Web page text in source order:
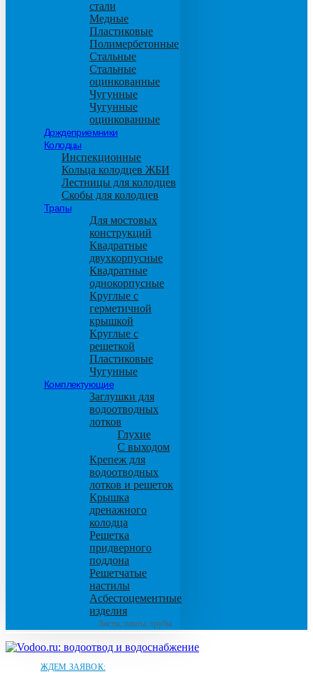
стали
Медные
Пластиковые
Полимербетонные
Стальные
Стальные
оцинкованные
Чугунные
Чугунные
оцинкованные
Дождеприемники
Колодцы
Инспекционные
Кольца колодцев ЖБИ
Лестницы для колодцев
Скобы для колодцев
Трапы
Для мостовых
конструкций
Квадратные
двухкорпусные
Квадратные
однокорпусные
Круглые с
герметичной
крышкой
Круглые с
решеткой
Пластиковые
Чугунные
Комплектующие
Заглушки для
водоотводных
лотков
Глухие
С выходом
Крепеж для
водоотводных
лотков и решеток
Крышка
дренажного
колодца
Решетка
придверного
поддона
Решетчатые
настилы
Асбестоцементные
изделия
Листы, плиты, трубы
ЖДЕМ ЗАЯВОК: